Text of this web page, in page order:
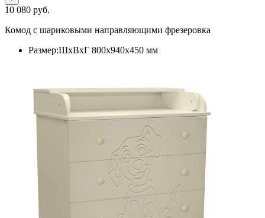
10 080 руб.
Комод с шариковыми направляющими фрезеровка
Размер:ШхВхГ 800х940х450 мм